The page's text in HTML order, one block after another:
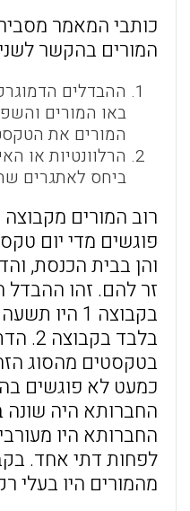
כותבי המאמר
המורים בהקשר
ההבדלים
באו המורים
המורים את
הרלוונטיות או
ביחס לאתגרים
פוגשים מדי יום
והן בבית הכנסת,
זר להם. זהו ההבדל
בקבוצה 1
בלבד
בטקסטים מהסוג
כמעט לא פוגשים
החברותא היו
מהמורים היו בעלי